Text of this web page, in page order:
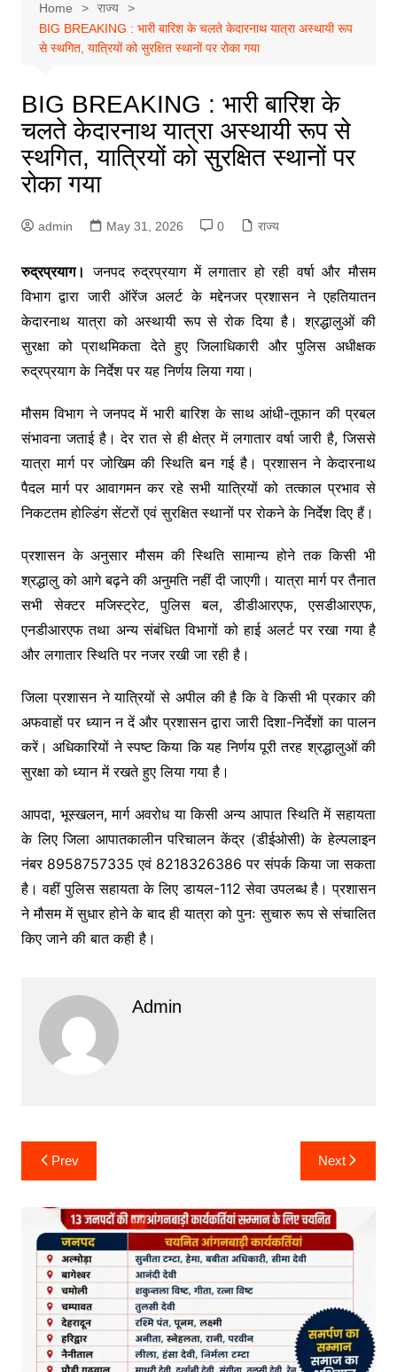
Home
राज्य
BIG BREAKING : भारी बारिश के चलते केदारनाथ यात्रा अस्थायी रूप
से स्थगित, यात्रियों को सुरक्षित स्थानों पर रोका गया
BIG BREAKING : भारी बारिश के
चलते केदारनाथ यात्रा अस्थायी रूप से
स्थगित, यात्रियों को सुरक्षित स्थानों पर
रोका गया
admin May 31, 2026 0 राज्य
रुद्रप्रयाग। जनपद रुद्रप्रयाग में लगातार हो रही वर्षा और मौसम
विभाग द्वारा जारी ऑरेंज अलर्ट के मद्देनजर प्रशासन ने एहतियातन
केदारनाथ यात्रा को अस्थायी रूप से रोक दिया है। श्रद्धालुओं की
सुरक्षा को प्राथमिकता देते हुए जिलाधिकारी और पुलिस अधीक्षक
रुद्रप्रयाग के निर्देश पर यह निर्णय लिया गया।
मौसम विभाग ने जनपद में भारी बारिश के साथ आंधी-तूफान की प्रबल
संभावना जताई है। देर रात से ही क्षेत्र में लगातार वर्षा जारी है, जिससे
यात्रा मार्ग पर जोखिम की स्थिति बन गई है। प्रशासन ने केदारनाथ
पैदल मार्ग पर आवागमन कर रहे सभी यात्रियों को तत्काल प्रभाव से
निकटतम होल्डिंग सेंटरों एवं सुरक्षित स्थानों पर रोकने के निर्देश दिए हैं।
प्रशासन के अनुसार मौसम की स्थिति सामान्य होने तक किसी भी
श्रद्धालु को आगे बढ़ने की अनुमति नहीं दी जाएगी। यात्रा मार्ग पर तैनात
सभी सेक्टर मजिस्ट्रेट, पुलिस बल, डीडीआरएफ, एसडीआरएफ,
एनडीआरएफ तथा अन्य संबंधित विभागों को हाई अलर्ट पर रखा गया है
और लगातार स्थिति पर नजर रखी जा रही है।
जिला प्रशासन ने यात्रियों से अपील की है कि वे किसी भी प्रकार की
अफवाहों पर ध्यान न दें और प्रशासन द्वारा जारी दिशा-निर्देशों का पालन
करें। अधिकारियों ने स्पष्ट किया कि यह निर्णय पूरी तरह श्रद्धालुओं की
सुरक्षा को ध्यान में रखते हुए लिया गया है।
आपदा, भूस्खलन, मार्ग अवरोध या किसी अन्य आपात स्थिति में सहायता
के लिए जिला आपातकालीन परिचालन केंद्र (डीईओसी) के हेल्पलाइन
नंबर 8958757335 एवं 8218326386 पर संपर्क किया जा सकता
है। वहीं पुलिस सहायता के लिए डायल-112 सेवा उपलब्ध है। प्रशासन
ने मौसम में सुधार होने के बाद ही यात्रा को पुनः सुचारु रूप से संचालित
किए जाने की बात कही है।
Admin
Post
navigation
Prev Next